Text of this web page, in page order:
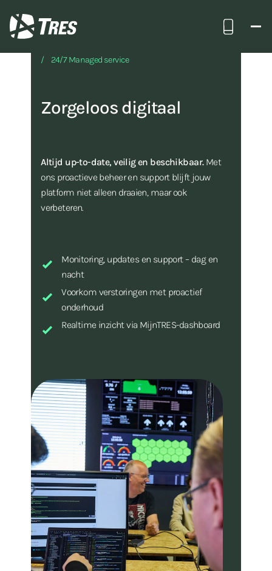
Bel ons
24/7 Managed service
Zorgeloos digitaal
Altijd up-to-date, veilig en beschikbaar. Met
ons proactieve beheer en support blijft jouw
platform niet alleen draaien, maar ook
verbeteren.
Monitoring, updates en support – dag en
nacht
Voorkom verstoringen met proactief
onderhoud
Realtime inzicht via MijnTRES-dashboard